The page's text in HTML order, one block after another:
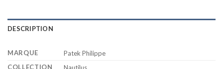
DESCRIPTION
MARQUE
Patek Philippe
COLLECTION